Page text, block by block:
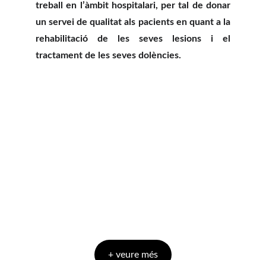
treball en l’àmbit hospitalari, per tal de donar
un servei de qualitat als pacients en quant a la
rehabilitació de les seves lesions i el
tractament de les seves dolències.
+ veure més